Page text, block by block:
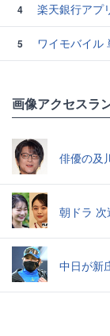
4 楽天銀行アプ
5
ワイモバイル
画像アクセスラ
俳優の及
朝ドラ 次
中日が新